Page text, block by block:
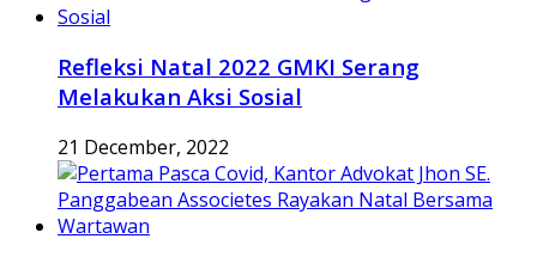
Refleksi Natal 2022 GMKI Serang
Melakukan Aksi Sosial
21 December, 2022